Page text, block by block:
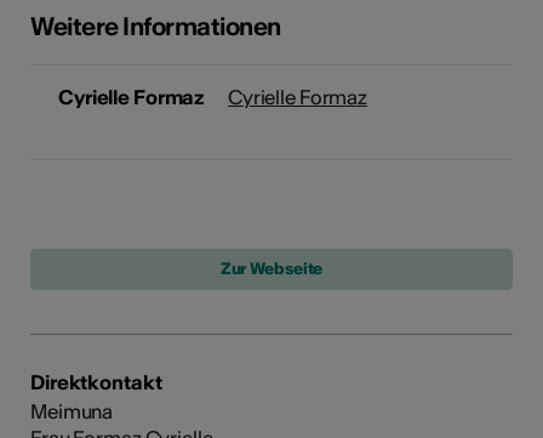
Weitere Informationen
Cyrielle Formaz Cyrielle Formaz
Direktkontakt
Meimuna